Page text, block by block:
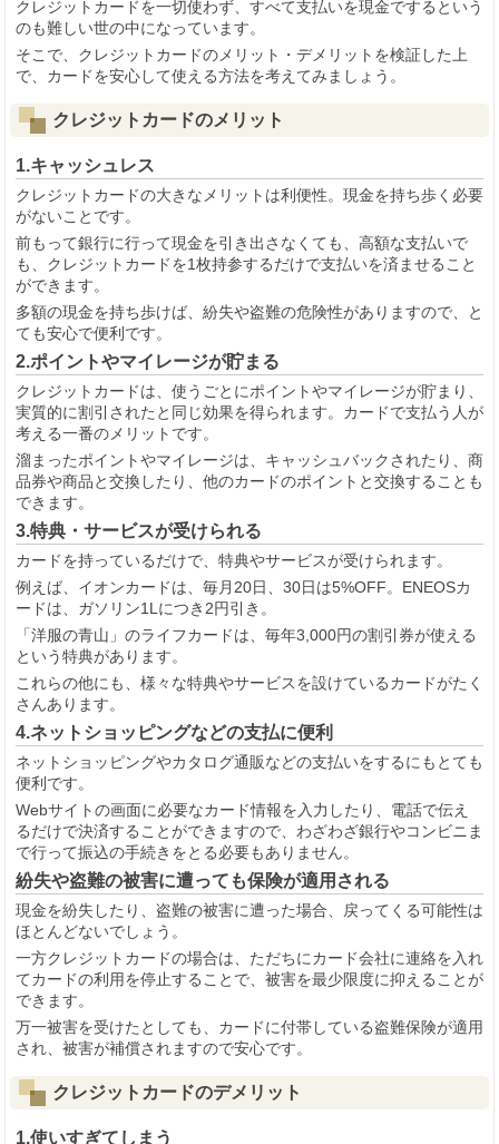
クレジットカードを一切使わず、すべて支払いを現金でするという
のも難しい世の中になっています。
そこで、クレジットカードのメリット・デメリットを検証した上
で、カードを安心して使える方法を考えてみましょう。
クレジットカードのメリット
1.キャッシュレス
クレジットカードの大きなメリットは利便性。現金を持ち歩く必要
がないことです。
前もって銀行に行って現金を引き出さなくても、高額な支払いで
も、クレジットカードを1枚持参するだけで支払いを済ませること
ができます。
多額の現金を持ち歩けば、紛失や盗難の危険性がありますので、と
ても安心で便利です。
2.ポイントやマイレージが貯まる
クレジットカードは、使うごとにポイントやマイレージが貯まり、
実質的に割引されたと同じ効果を得られます。カードで支払う人が
考える一番のメリットです。
溜まったポイントやマイレージは、キャッシュバックされたり、商
品券や商品と交換したり、他のカードのポイントと交換することも
できます。
3.特典・サービスが受けられる
カードを持っているだけで、特典やサービスが受けられます。
例えば、イオンカードは、毎月20日、30日は5%OFF。ENEOSカ
ードは、ガソリン1Lにつき2円引き。
「洋服の青山」のライフカードは、毎年3,000円の割引券が使える
という特典があります。
これらの他にも、様々な特典やサービスを設けているカードがたく
さんあります。
4.ネットショッピングなどの支払に便利
ネットショッピングやカタログ通販などの支払いをするにもとても
便利です。
Webサイトの画面に必要なカード情報を入力したり、電話で伝え
るだけで決済することができますので、わざわざ銀行やコンビニま
で行って振込の手続きをとる必要もありません。
紛失や盗難の被害に遭っても保険が適用される
現金を紛失したり、盗難の被害に遭った場合、戻ってくる可能性は
ほとんどないでしょう。
一方クレジットカードの場合は、ただちにカード会社に連絡を入れ
てカードの利用を停止することで、被害を最少限度に抑えることが
できます。
万一被害を受けたとしても、カードに付帯している盗難保険が適用
され、被害が補償されますので安心です。
クレジットカードのデメリット
1.使いすぎてしまう